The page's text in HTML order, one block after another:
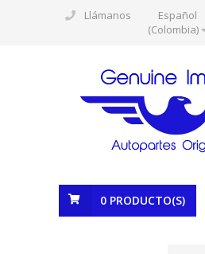
Llámanos
Español
(Colombia)
0 PRODUCTO(S)